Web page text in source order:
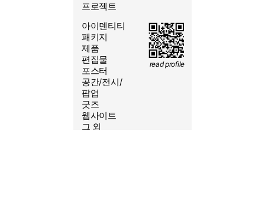
프로젝트
아이덴티티
패키지
제품
편집물
포스터
공간/전시/
팝업
굿즈
웹사이트
그 외
read profile
2026/08/6 09:03:57
yeoleum.kr@gmail.com